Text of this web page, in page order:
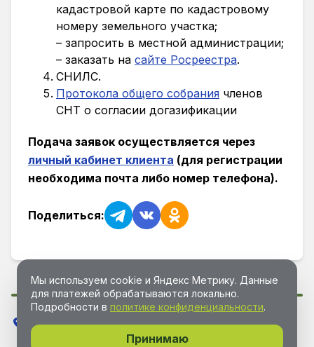
кадастровой карте по кадастровому
номеру земельного участка;
– запросить в местной администрации;
– заказать на сайте Росреестра.
СНИЛС.
Протокола общего собрания членов
СНТ о согласии догазификации
Подача заявок осуществляется через
личный кабинет клиента (для регистрации
необходима почта либо номер телефона).
Поделиться:
МО, Домодедовский р-он, г. Домодедово, мкр.
Востряково, СНТ «Лесная поляна»
Мы используем cookie и Яндекс Метрику. Данные
для платежей обрабатываются локально.
Подробности в политике конфиденциальности.
Принимаю